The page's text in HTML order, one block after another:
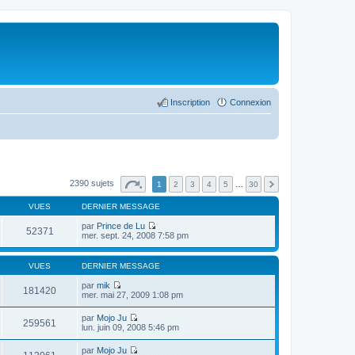
Connexion
Inscription
2390 sujets 1 2 3 4 5 30
VUES DERNIER MESSAGE
52371 par Prince de Lu
C
n
s
u
e
r
e
d
mer. sept. 24, 2008 7:58 pm
VUES DERNIER MESSAGE
181420 par mik
C
s
u
l
t
mer. mai 27, 2009 1:08 pm
259561 par Mojo Ju
C
lun. juin 09, 2008 5:46 pm
par Mojo Ju